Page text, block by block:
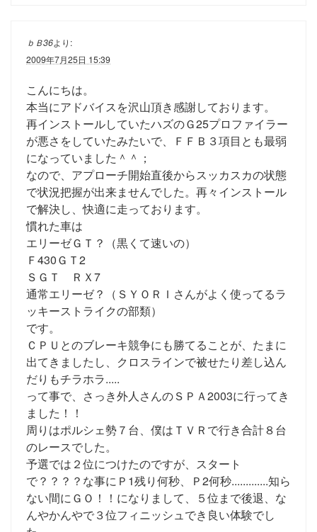
ｂＢ36より:
2009年7月25日 15:39
こんにちは。
本当にアドバイスを沢山頂き感謝しております。
再インストールしていたハズのＧ25プロファイラー
が悪さをしていたみたいで、ＦＦＢ３項目とも最弱
になっていました＾＾；
なので、アプローチ開始直後からスッカスカの状態
で状況把握が出来ませんでした。再々インストール
で解決し、快適に走っております。
慣れた車は
エリーゼＧＴ？（黒くて速いの）
Ｆ430ＧＴ2
ＳＧＴ ＲＸ7
通常エリーゼ？（ＳＹＯＲＩさんがよく使ってるラ
ッキーストライクの部類）
です。
ＣＰＵとのブレーキ競争にも勝てることが、たまに
出てきましたし、クロスラインで被せたり差し込ん
だりもチラホラ.....
って事で、さっき外人さんのＳＰＡ2003に行ってき
ました！！
周りはポルシェ勢７台、僕はＴＶＲで行き合計８台
のレースでした。
予選では２位につけたのですが、スタート
で？？？？な事にＰ1残り何秒、Ｐ2何秒.............知ら
ない間にＧＯ！！になりまして、５位まで後退、な
んやかんやで３位フィニッシュでき良い体験でし